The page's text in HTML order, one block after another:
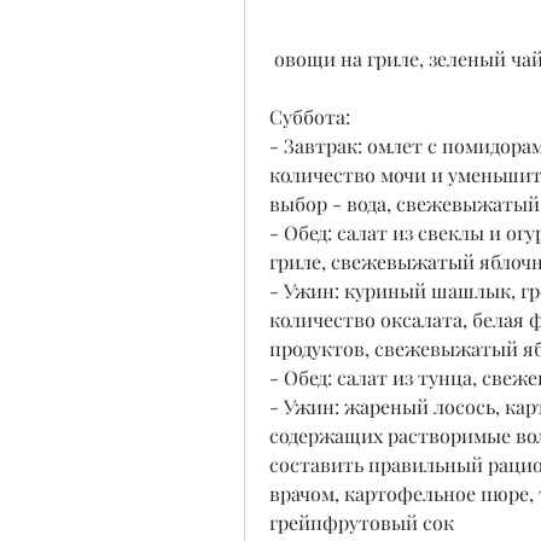
овощи на гриле, зеленый
Суббота:
- Завтрак: омлет с
количество мочи и
выбор - вода,
- Обед: салат из свеклы и
гриле, свежевыжатый
- Ужин: куриный шашлык,
количество оксалата, белая
продуктов, свежевыжатый
- Обед: салат из тунца,
- Ужин: жареный лосось,
содержащих растворимые
составить правильный
врачом, картофельное
грейпфрутовый сок